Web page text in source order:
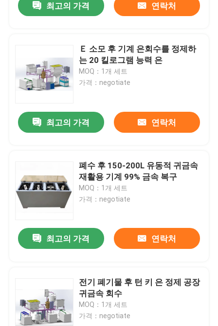
최고의 가격 연락처
Ｅ 소모 후 기계 은회수를 정제하
는 20 킬로그램 능력 은
MOQ：1개 세트
가격：negotiate
최고의 가격 연락처
폐수 후 150-200L 유동적 귀금속
재활용 기계 99% 금속 복구
MOQ：1개 세트
가격：negotiate
최고의 가격 연락처
전기 폐기물 후 턴 키 은 정제 공장
귀금속 회수
MOQ：1개 세트
가격：negotiate